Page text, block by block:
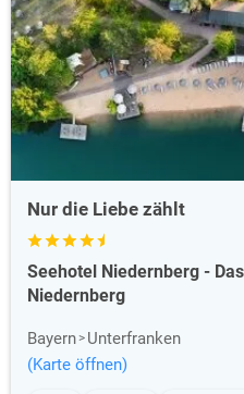
Nur die Liebe zählt
Seehotel Niedernberg -
Niedernberg
Bayern
Unterfranken
(Karte öffnen)